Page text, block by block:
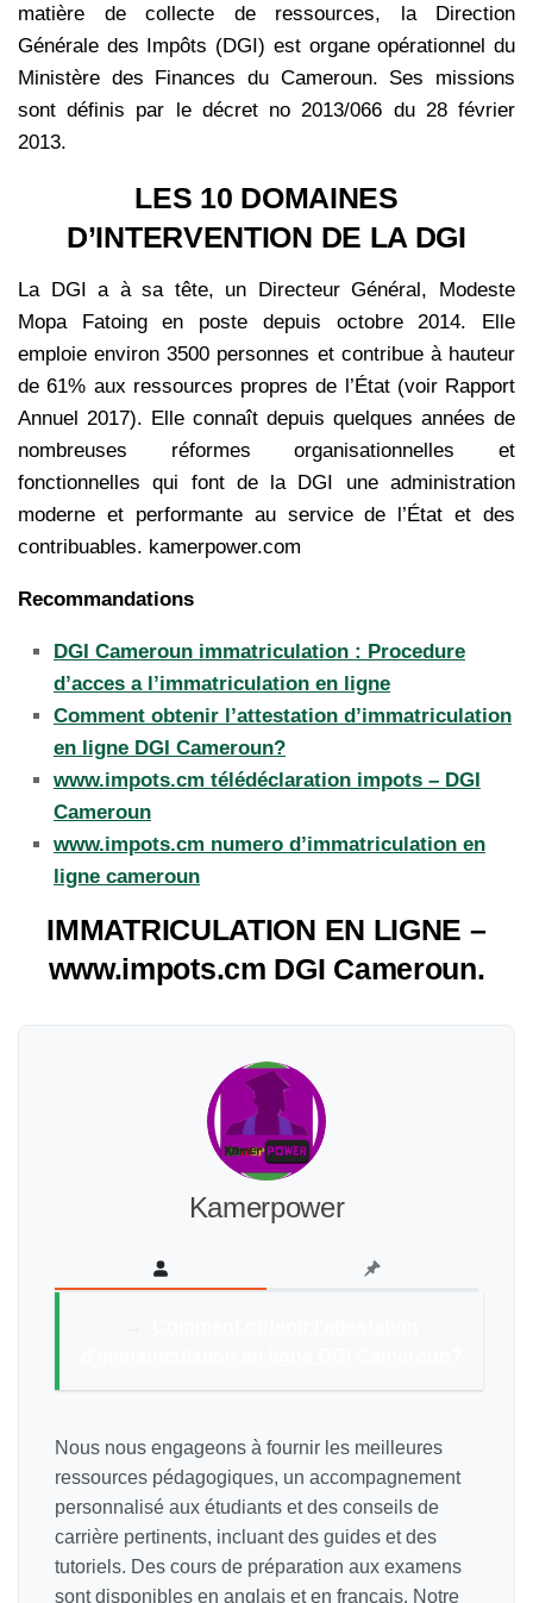
matière de collecte de ressources, la Direction
Générale des Impôts (DGI) est organe opérationnel du
Ministère des Finances du Cameroun. Ses missions
sont définis par le décret no 2013/066 du 28 février
2013.
LES 10 DOMAINES
D’INTERVENTION DE LA DGI
La DGI a à sa tête, un Directeur Général, Modeste
Mopa Fatoing en poste depuis octobre 2014. Elle
emploie environ 3500 personnes et contribue à hauteur
de 61% aux ressources propres de l’État (voir Rapport
Annuel 2017). Elle connaît depuis quelques années de
nombreuses réformes organisationnelles et
fonctionnelles qui font de la DGI une administration
moderne et performante au service de l’État et des
contribuables. kamerpower.com
Recommandations
DGI Cameroun immatriculation : Procedure
d’acces a l’immatriculation en ligne
Comment obtenir l’attestation d’immatriculation
en ligne DGI Cameroun?
www.impots.cm télédéclaration impots – DGI
Cameroun
www.impots.cm numero d’immatriculation en
ligne cameroun
IMMATRICULATION EN LIGNE –
www.impots.cm DGI Cameroun.
Kamerpower
Nous nous engageons à fournir les meilleures
ressources pédagogiques, un accompagnement
personnalisé aux étudiants et des conseils de
carrière pertinents, incluant des guides et des
tutoriels. Des cours de préparation aux examens
sont disponibles en anglais et en français. Notre